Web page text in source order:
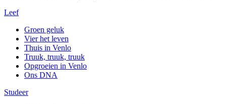
Leef
Groen geluk
Vier het leven
Thuis in Venlo
Truuk, truuk, truuk
Opgroeien in Venlo
Ons DNA
Studeer